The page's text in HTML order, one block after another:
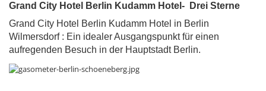
Grand City Hotel Berlin Kudamm Hotel- Drei Sterne
Grand City Hotel Berlin Kudamm Hotel in Berlin
Wilmersdorf : Ein idealer Ausgangspunkt für einen
aufregenden Besuch in der Hauptstadt Berlin.